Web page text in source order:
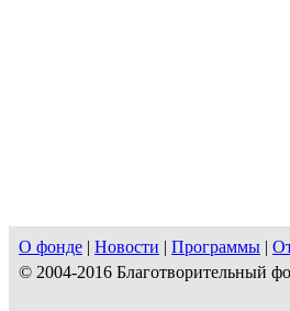
О фонде | Новости | Программы |
© 2004-2016 Благотворительный